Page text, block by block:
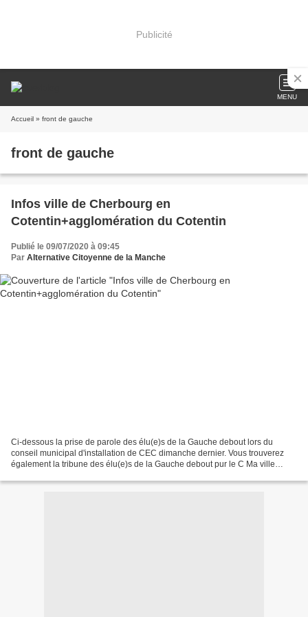
Publicité
MENU
Accueil » front de gauche
front de gauche
Infos ville de Cherbourg en
Cotentin+agglomération du Cotentin
Publié le 09/07/2020 à 09:45
Par Alternative Citoyenne de la Manche
Ci-dessous la prise de parole des élu(e)s de la Gauche debout lors du
conseil municipal d'installation de CEC dimanche dernier. Vous trouverez
également la tribune des élu(e)s de la Gauche debout pur le C Ma ville